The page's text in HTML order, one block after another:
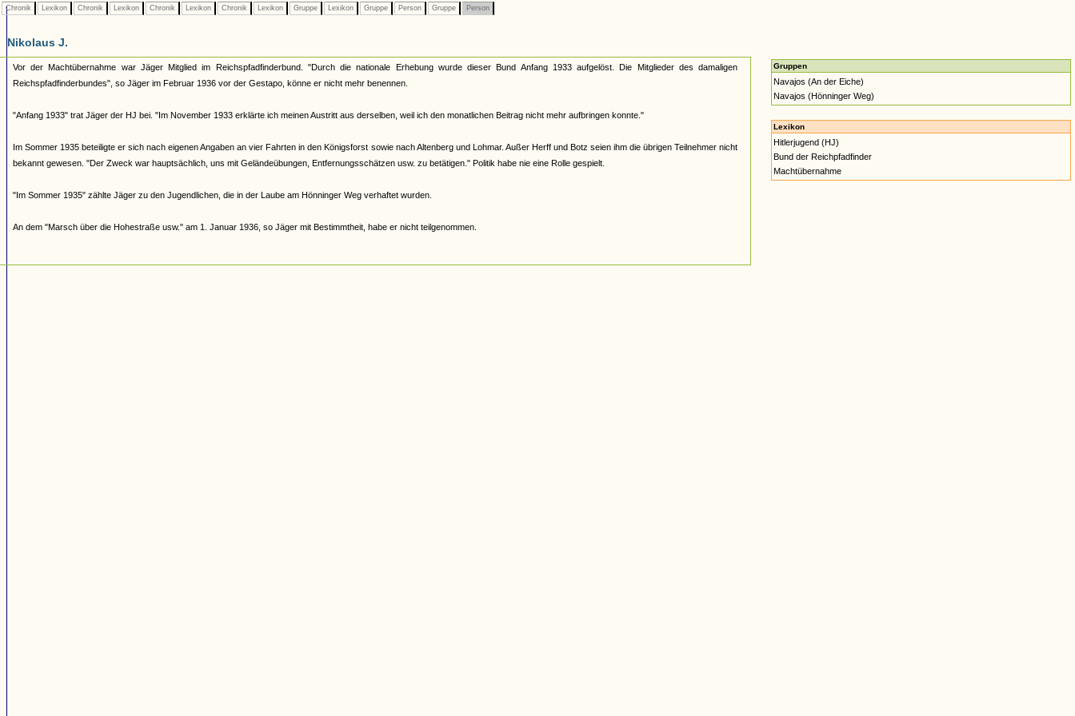
Chronik Lexikon Chronik Lexikon Chronik Lexikon Chronik Lexikon Gruppe Lexikon Gruppe Person Gruppe Person
Nikolaus J.
Vor der Machtübernahme war Jäger Mitglied im Reichspfadfinderbund. "Durch die nationale Erhebung wurde dieser Bund Anfang 1933 aufgelöst. Die Mitglieder des damaligen
Reichspfadfinderbundes", so Jäger im Februar 1936 vor der Gestapo, könne er nicht mehr benennen.
"Anfang 1933" trat Jäger der HJ bei. "Im November 1933 erklärte ich meinen Austritt aus derselben, weil ich den monatlichen Beitrag nicht mehr aufbringen konnte."
Im Sommer 1935 beteiligte er sich nach eigenen Angaben an vier Fahrten in den Königsforst sowie nach Altenberg und Lohmar. Außer Herff und Botz seien ihm die übrigen Teilnehmer nicht
bekannt gewesen. "Der Zweck war hauptsächlich, uns mit Geländeübungen, Entfernungsschätzen usw. zu betätigen." Politik habe nie eine Rolle gespielt.
"Im Sommer 1935" zählte Jäger zu den Jugendlichen, die in der Laube am Hönninger Weg verhaftet wurden.
An dem "Marsch über die Hohestraße usw." am 1. Januar 1936, so Jäger mit Bestimmtheit, habe er nicht teilgenommen.
Gruppen
Navajos (An der Eiche)
Navajos (Hönninger Weg)
Lexikon
Hitlerjugend (HJ)
Bund der Reichpfadfinder
Machtübernahme